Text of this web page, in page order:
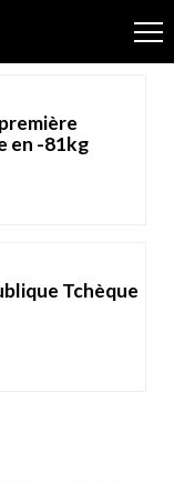
en -81kg
Tchèque